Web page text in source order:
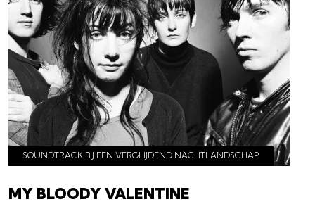
SOUNDTRACK BIJ EEN VERGLIJDEND NACHTLANDSCHAP
MY BLOODY VALENTINE